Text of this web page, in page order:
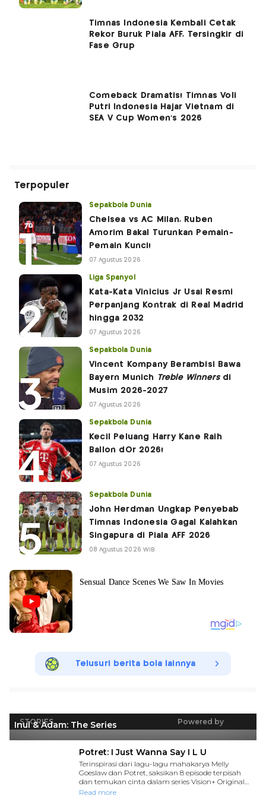
Timnas Indonesia Kembali Cetak
Rekor Buruk Piala AFF, Tersingkir di
Fase Grup
Comeback Dramatis! Timnas Voli
Putri Indonesia Hajar Vietnam di
SEA V Cup Women's 2026
Terpopuler
Sepakbola Dunia
Chelsea vs AC Milan, Ruben
Amorim Bakal Turunkan Pemain-
Pemain Kunci!
07 Agustus 2026
Liga Spanyol
Kata-Kata Vinicius Jr Usai Resmi
Perpanjang Kontrak di Real Madrid
hingga 2032
07 Agustus 2026
Sepakbola Dunia
Vincent Kompany Berambisi Bawa
Bayern Munich
Treble Winnersdi
Musim 2026-2027
07 Agustus 2026
Sepakbola Dunia
Kecil Peluang Harry Kane Raih
Ballon dOr 2026!
07 Agustus 2026
Sepakbola Dunia
John Herdman Ungkap Penyebab
Timnas Indonesia Gagal Kalahkan
Singapura di Piala AFF 2026
08 Agustus 2026 WIB
Telusuri berita bola lainnya